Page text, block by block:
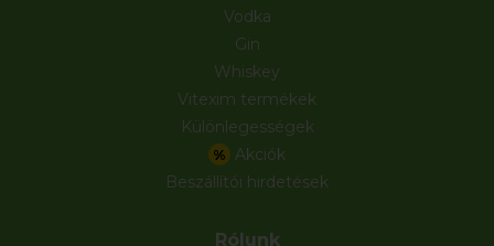
Vodka
Gin
Whiskey
Vitexim termékek
Különlegességek
% Akciók
Beszállítói hirdetések
Rólunk